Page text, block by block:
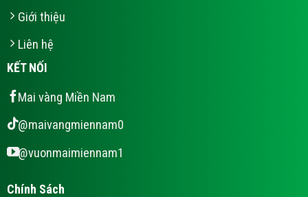
Giới thiệu
Liên hệ
KẾT NỐI
Mai vàng Miền Nam
@maivangmiennam0
@vuonmaimiennam1
Chính Sách